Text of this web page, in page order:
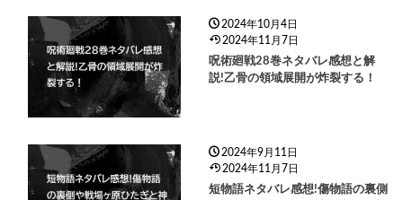
2024年10月4日
2024年11月7日
呪術廻戦28巻ネタバレ感想と解
説!乙骨の領域展開が炸裂する！
2024年9月11日
2024年11月7日
短物語ネタバレ感想!傷物語の裏側